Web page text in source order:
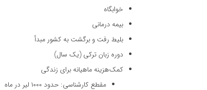
خوابگاه
بیمه درمانی
بلیط رفت و برگشت به کشور مبدأ
دوره زبان ترکی (یک سال)
کمک‌هزینه ماهیانه برای زندگی
مقطع کارشناسی: حدود ۱۰۰۰ لیر در ماه